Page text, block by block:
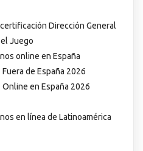
Dirección General
Juego
online en España
de España 2026
en España 2026
en línea de Latinoamérica